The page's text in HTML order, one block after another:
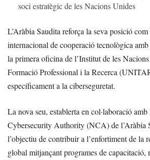
soci estratègic de les Nacions Unides
L’Aràbia Saudita reforça la seva posició
internacional de cooperació tecnològica
la primera oficina de l’Institut de les
Formació Professional i la Recerca
específicament a la ciberseguretat.
La nova seu, establerta en col·laboració
Cybersecurity Authority (NCA) de l’Aràbia
l’objectiu de contribuir a l’enfortiment de la
global mitjançant programes de capacitació,